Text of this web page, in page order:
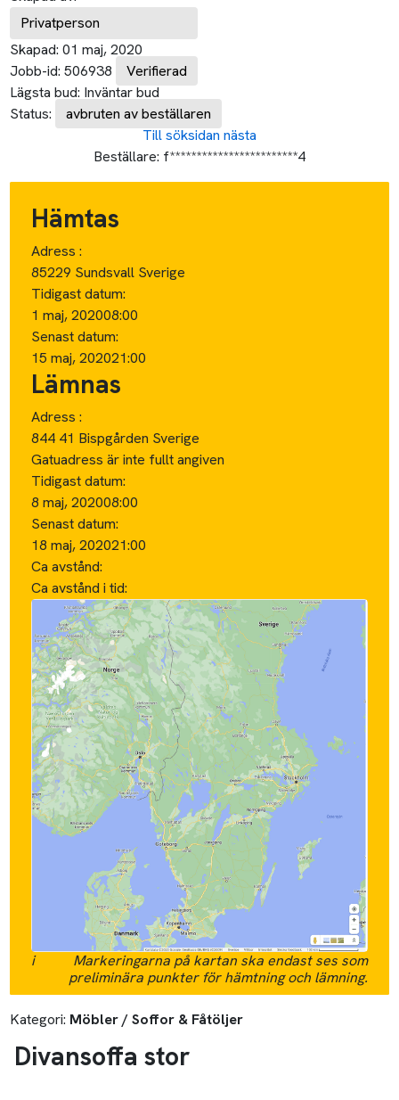
Privatperson
Skapad: 01 maj, 2020
Jobb-id: 506938
Verifierad
Lägsta bud: Inväntar bud
Status:
avbruten av beställaren
Till söksidan nästa
Beställare: f************************4
Hämtas
Adress :
85229 Sundsvall Sverige
Tidigast datum:
1 maj, 202008:00
Senast datum:
15 maj, 202021:00
Lämnas
Adress :
844 41 Bispgården Sverige
Gatuadress är inte fullt angiven
Tidigast datum:
8 maj, 202008:00
Senast datum:
18 maj, 202021:00
Ca avstånd:
Ca avstånd i tid:
i
Markeringarna på kartan ska endast ses som
preliminära punkter för hämtning och lämning.
Kategori: Möbler / Soffor & Fåtöljer
Divansoffa stor